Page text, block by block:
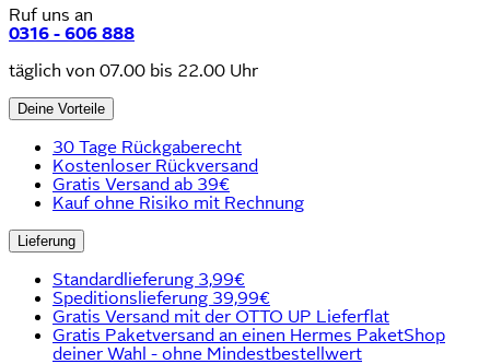
Ruf uns an
0316 - 606 888
täglich von 07.00 bis 22.00 Uhr
Deine Vorteile
30 Tage Rückgaberecht
Kostenloser Rückversand
Gratis Versand ab 39€
Kauf ohne Risiko mit Rechnung
Lieferung
Standardlieferung 3,99€
Speditionslieferung 39,99€
Gratis Versand mit der OTTO UP Lieferflat
Gratis Paketversand an einen Hermes PaketShop
deiner Wahl - ohne Mindestbestellwert